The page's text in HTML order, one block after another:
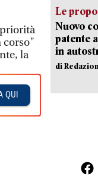
corso"
la
QUI
Le
Nuovo
patente
in
di